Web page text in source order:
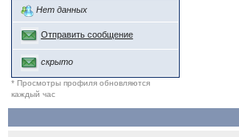
Нет данных
Отправить сообщение
скрыто
* Просмотры профиля обновляются
каждый час